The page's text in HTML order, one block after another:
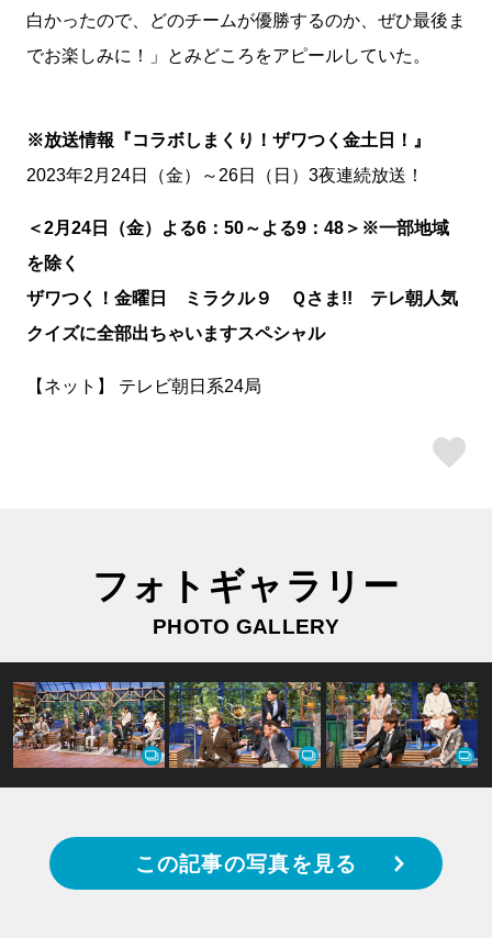
白かったので、どのチームが優勝するのか、ぜひ最後ま
でお楽しみに！」とみどころをアピールしていた。
※放送情報『コラボしまくり！ザワつく金土日！』
2023年2月24日（金）～26日（日）3夜連続放送！
＜2月24日（金）よる6：50～よる9：48＞※一部地域
を除く
ザワつく！金曜日 ミラクル９ Ｑさま!! テレ朝人気
クイズに全部出ちゃいますスペシャル
【ネット】 テレビ朝日系24局
フォトギャラリー
PHOTO GALLERY
この記事の写真を見る